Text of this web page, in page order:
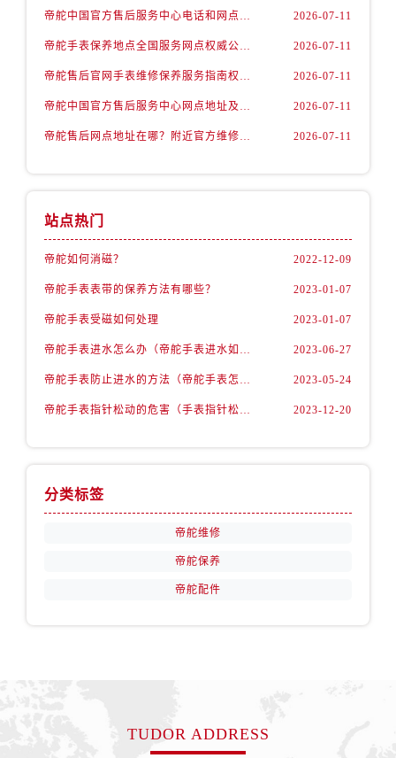
山西省太原市迎泽区迎泽街道解放路15号亨得利名表维修授权店3楼帝舵售后服务中心（需提前预约）
天津市和平区赤峰道136号天津国际金融中心26层2603室帝舵售后服务中心（需提前预约）
安徽省滁州市琅琊区南谯北路帝舵售后服务中心（需提前预约）
福建省南平市建阳区人民西路帝舵售后服务中心（需提前预约）
帝舵中国官方售后服务中心电话和网点地址实地考察报告多信源验证（2026年7月最新） 2026-07-11
帝舵手表保养地点全国服务网点权威公示（2026年7月最新） 2026-07-11
帝舵售后官网手表维修保养服务指南权威公示（2026年7月最新） 2026-07-11
帝舵中国官方售后服务中心网点地址及客服电话实地考察报告+多信源验证（2026年7月最新） 2026-07-11
帝舵售后网点地址在哪？附近官方维修保养服务查询权威公示（2026年7月最新） 2026-07-11
站点热门
帝舵如何消磁？ 2022-12-09
帝舵手表表带的保养方法有哪些？ 2023-01-07
帝舵手表受磁如何处理 2023-01-07
帝舵手表进水怎么办（帝舵手表进水如何维修） 2023-06-27
帝舵手表防止进水的方法（帝舵手表怎么预防进水） 2023-05-24
帝舵手表指针松动的危害（手表指针松动的弊端） 2023-12-20
分类标签
帝舵维修
帝舵保养
帝舵配件
TUDOR ADDRESS